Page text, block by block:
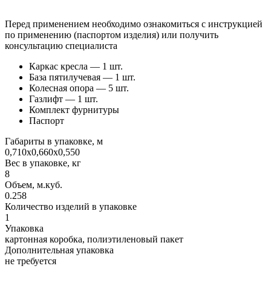
Перед применением необходимо ознакомиться с инструкцией
по применению (паспортом изделия) или получить
консультацию специалиста
Каркас кресла — 1 шт.
База пятилучевая — 1 шт.
Колесная опора — 5 шт.
Газлифт — 1 шт.
Комплект фурнитуры
Паспорт
Габариты в упаковке, м
0,710x0,660x0,550
Вес в упаковке, кг
8
Объем, м.куб.
0.258
Количество изделий в упаковке
1
Упаковка
картонная коробка, полиэтиленовый пакет
Дополнительная упаковка
не требуется